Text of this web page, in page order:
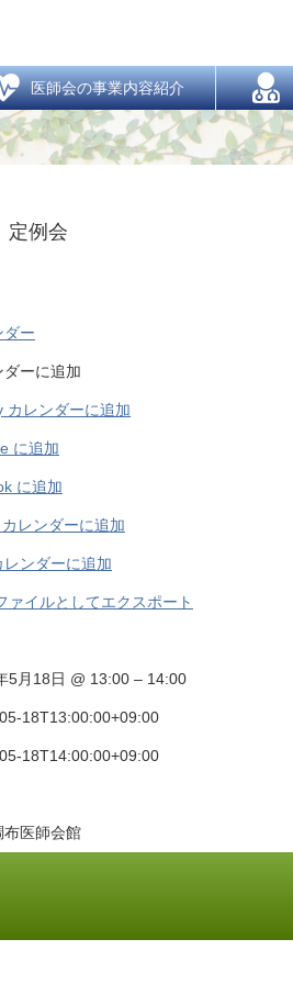
  医師会の事業内容紹介
新着情報
定例会
ダー
ダーに追加
カレンダーに追加
に追加
に追加
レンダーに追加
レンダーに追加
ァイルとしてエクスポート
5月18日 @ 13:00 – 14:00
18T13:00:00+09:00
18T14:00:00+09:00
布医師会館